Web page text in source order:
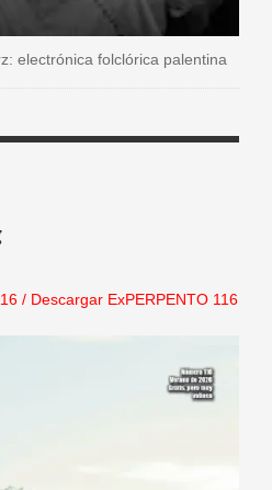
electrónica folclórica palentina
/ Descargar ExPERPENTO 116